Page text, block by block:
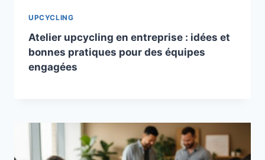
UPCYCLING
Atelier upcycling en entreprise : idées et
bonnes pratiques pour des équipes
engagées